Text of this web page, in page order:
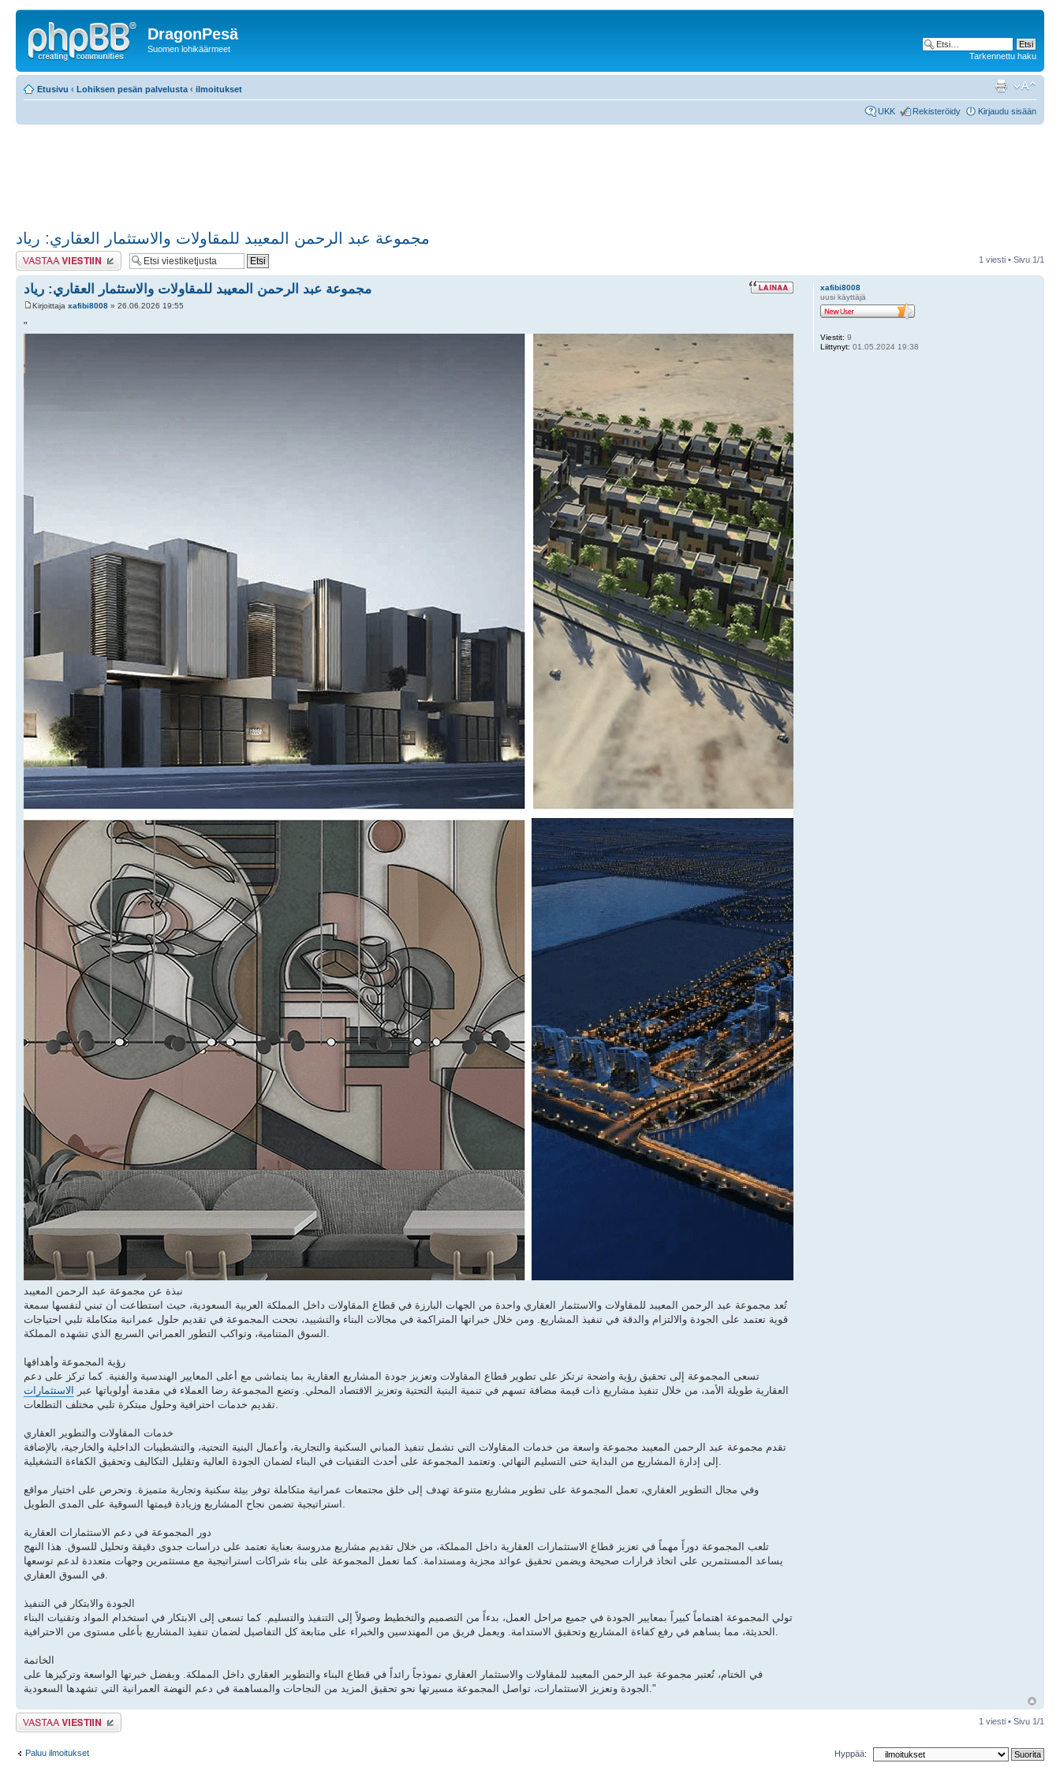
DragonPesä
Suomen lohikäärmeet
Tarkennettu haku
Etusivu ‹ Lohiksen pesän palvelusta ‹ ilmoitukset
UKK Rekisteröidy Kirjaudu sisään
مجموعة عبد الرحمن المعيبد للمقاولات والاستثمار العقاري: رياد
Lähetä vastaus 1 viesti • Sivu 1/1
مجموعة عبد الرحمن المعيبد للمقاولات والاستثمار العقاري: رياد
Kirjoittaja xafibi8008 » 26.06.2026 19:55
"
نبذة عن مجموعة عبد الرحمن المعيبد
تُعد مجموعة عبد الرحمن المعيبد للمقاولات والاستثمار العقاري واحدة من الجهات البارزة في قطاع المقاولات داخل المملكة العربية السعودية، حيث استطاعت أن تبني لنفسها سمعة
قوية تعتمد على الجودة والالتزام والدقة في تنفيذ المشاريع. ومن خلال خبراتها المتراكمة في مجالات البناء والتشييد، نجحت المجموعة في تقديم حلول عمرانية متكاملة تلبي احتياجات
رؤية المجموعة وأهدافها
تسعى المجموعة إلى تحقيق رؤية واضحة ترتكز على تطوير قطاع المقاولات وتعزيز جودة المشاريع العقارية بما يتماشى مع أعلى المعايير الهندسية والفنية. كما تركز على دعم
الاستثمارات
خدمات المقاولات والتطوير العقاري
تقدم مجموعة عبد الرحمن المعيبد مجموعة واسعة من خدمات المقاولات التي تشمل تنفيذ المباني السكنية والتجارية، وأعمال البنية التحتية، والتشطيبات الداخلية والخارجية، بالإضافة
وفي مجال التطوير العقاري، تعمل المجموعة على تطوير مشاريع متنوعة تهدف إلى خلق مجتمعات عمرانية متكاملة توفر بيئة سكنية وتجارية متميزة. وتحرص على اختيار مواقع
دور المجموعة في دعم الاستثمارات العقارية
تلعب المجموعة دوراً مهماً في تعزيز قطاع الاستثمارات العقارية داخل المملكة، من خلال تقديم مشاريع مدروسة بعناية تعتمد على دراسات جدوى دقيقة وتحليل للسوق. هذا النهج
يساعد المستثمرين على اتخاذ قرارات صحيحة ويضمن تحقيق عوائد مجزية ومستدامة. كما تعمل المجموعة على بناء شراكات استراتيجية مع مستثمرين وجهات متعددة لدعم توسعها
الجودة والابتكار في التنفيذ
تولي المجموعة اهتماماً كبيراً بمعايير الجودة في جميع مراحل العمل، بدءاً من التصميم والتخطيط وصولاً إلى التنفيذ والتسليم. كما تسعى إلى الابتكار في استخدام المواد وتقنيات البناء
الخاتمة
في الختام، تُعتبر مجموعة عبد الرحمن المعيبد للمقاولات والاستثمار العقاري نموذجاً رائداً في قطاع البناء والتطوير العقاري داخل المملكة. وبفضل خبرتها الواسعة وتركيزها على
الجودة وتعزيز الاستثمارات، تواصل المجموعة مسيرتها نحو تحقيق المزيد من النجاحات والمساهمة في دعم النهضة العمرانية التي تشهدها السعودية."
xafibi8008
uusi käyttäjä
Viestit: 9
Liittynyt: 01.05.2024 19:38
Lähetä vastaus 1 viesti • Sivu 1/1
Paluu ilmoitukset Hyppää: